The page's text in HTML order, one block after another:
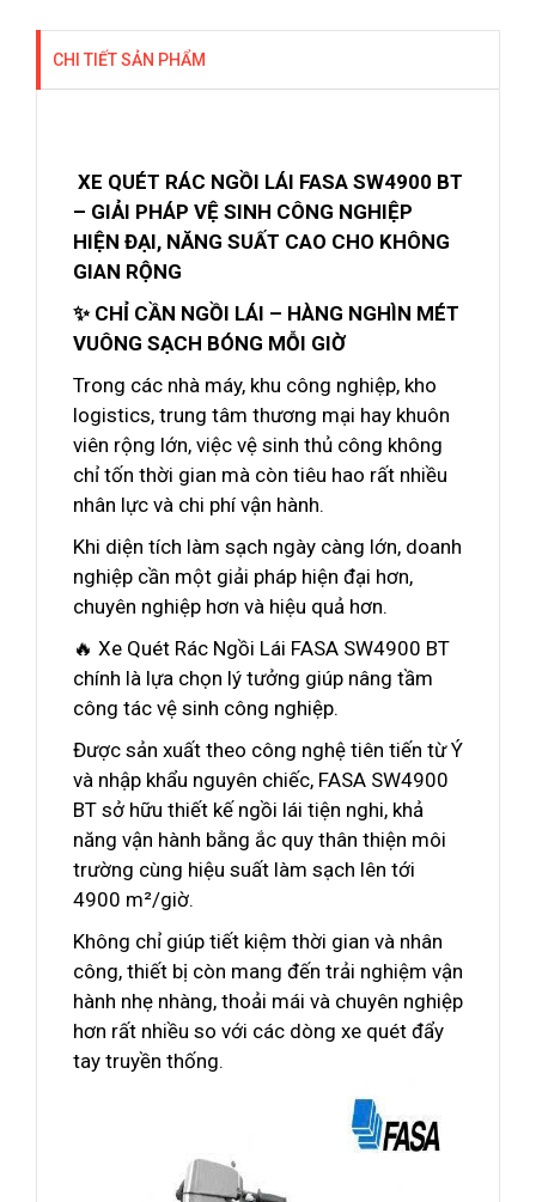
CHI TIẾT SẢN PHẨM
XE QUÉT RÁC NGỒI LÁI FASA SW4900 BT
– GIẢI PHÁP VỆ SINH CÔNG NGHIỆP
HIỆN ĐẠI, NĂNG SUẤT CAO CHO KHÔNG
GIAN RỘNG
✨ CHỈ CẦN NGỒI LÁI – HÀNG NGHÌN MÉT
VUÔNG SẠCH BÓNG MỖI GIỜ
Trong các nhà máy, khu công nghiệp, kho
logistics, trung tâm thương mại hay khuôn
viên rộng lớn, việc vệ sinh thủ công không
chỉ tốn thời gian mà còn tiêu hao rất nhiều
nhân lực và chi phí vận hành.
Khi diện tích làm sạch ngày càng lớn, doanh
nghiệp cần một giải pháp hiện đại hơn,
chuyên nghiệp hơn và hiệu quả hơn.
🔥 Xe Quét Rác Ngồi Lái FASA SW4900 BT
chính là lựa chọn lý tưởng giúp nâng tầm
công tác vệ sinh công nghiệp.
Được sản xuất theo công nghệ tiên tiến từ Ý
và nhập khẩu nguyên chiếc, FASA SW4900
BT sở hữu thiết kế ngồi lái tiện nghi, khả
năng vận hành bằng ắc quy thân thiện môi
trường cùng hiệu suất làm sạch lên tới
4900 m²/giờ.
Không chỉ giúp tiết kiệm thời gian và nhân
công, thiết bị còn mang đến trải nghiệm vận
hành nhẹ nhàng, thoải mái và chuyên nghiệp
hơn rất nhiều so với các dòng xe quét đẩy
tay truyền thống.